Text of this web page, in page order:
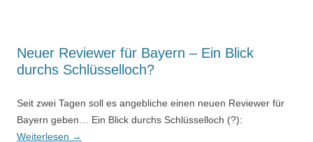
Neuer Reviewer für Bayern – Ein Blick
durchs Schlüsselloch?
Seit zwei Tagen soll es angebliche einen neuen Reviewer für
Bayern geben… Ein Blick durchs Schlüsselloch (?):
Weiterlesen →